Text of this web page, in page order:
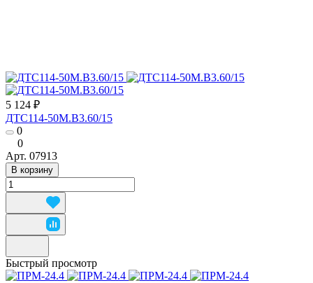
5 124 ₽
ДТС114-50М.В3.60/15
0
0
Арт. 07913
В корзину
Быстрый просмотр